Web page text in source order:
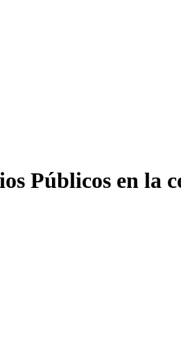
Públicos en la